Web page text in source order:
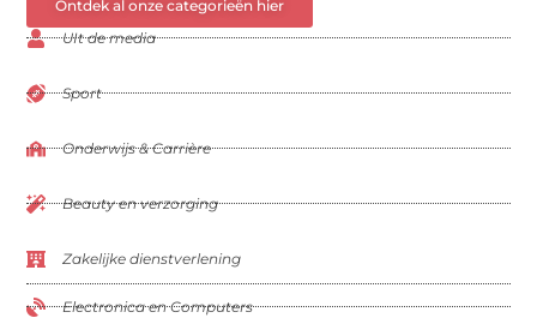
Ontdek al onze categorieën hier
UIt de media
Sport
Onderwijs & Carrière
Beauty en verzorging
Zakelijke dienstverlening
Electronica en Computers